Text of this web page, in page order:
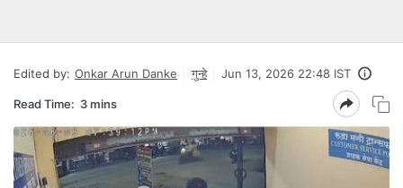
Edited by: Onkar Arun Danke गुन्हे Jun 13, 2026 22:48 IST
Read Time: 3 mins